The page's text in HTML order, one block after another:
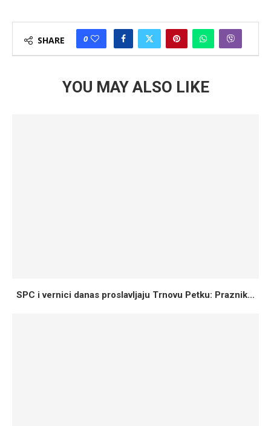
SHARE 0
YOU MAY ALSO LIKE
SPC i vernici danas proslavljaju Trnovu Petku: Praznik...